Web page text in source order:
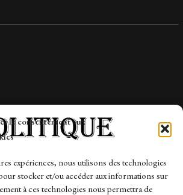
le consentement aux
expériences, nous utilisons des technologies
stocker et/ou accéder aux informations sur
à ces technologies nous permettra de